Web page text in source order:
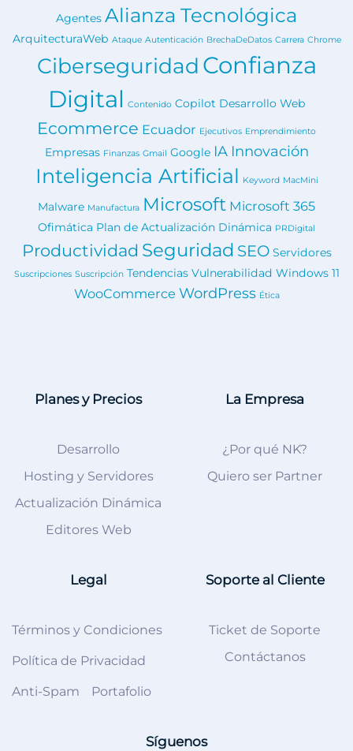
Agentes Alianza Tecnológica
ArquitecturaWeb Ataque Autenticación BrechaDeDatos Carrera Chrome
Ciberseguridad Confianza
Digital Contenido Copilot Desarrollo Web
Ecommerce Ecuador Ejecutivos Emprendimiento
Empresas Finanzas Gmail Google IA Innovación
Inteligencia Artificial Keyword MacMini
Malware Manufactura Microsoft Microsoft 365
Ofimática Plan de Actualización Dinámica PRDigital
Productividad Seguridad SEO Servidores
Suscripciones Suscripción Tendencias Vulnerabilidad Windows 11
WooCommerce WordPress Ética
Planes y Precios
Desarrollo
Hosting y Servidores
Actualización Dinámica
Editores Web
La Empresa
¿Por qué NK?
Quiero ser Partner
Legal
Términos y Condiciones
Política de Privacidad
Anti-Spam Portafolio
Soporte al Cliente
Ticket de Soporte
Contáctanos
Síguenos